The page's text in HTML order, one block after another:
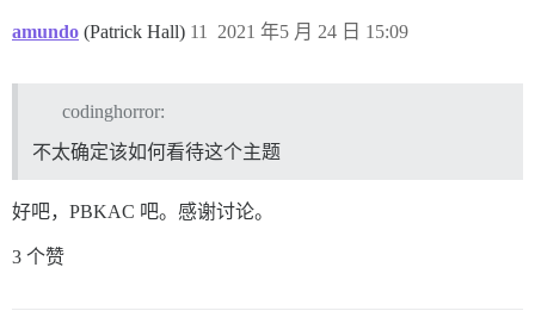
amundo (Patrick Hall) 2021 年5 月 24 日 15:09
11
codinghorror:
不太确定该如何看待这个主题
好吧，PBKAC 吧。感谢讨论。
3 个赞